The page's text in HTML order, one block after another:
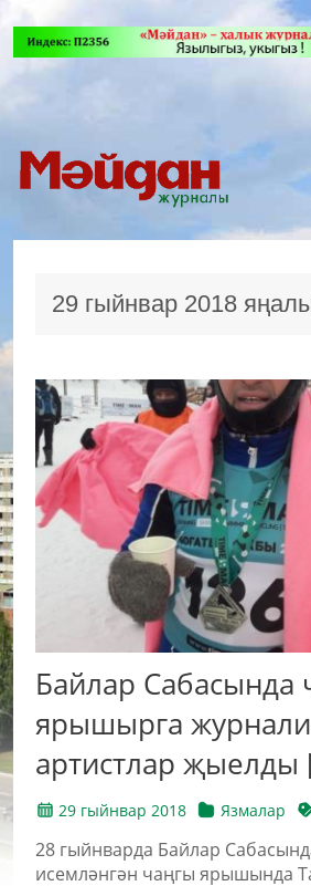
29 гыйнвар 2018
Байлар Сабасында
ярышырга
артистлар җыелды
29 гыйнвар 2018 Язмалар
28 гыйнварда Байлар
исемләнгән чаңгы ярышында